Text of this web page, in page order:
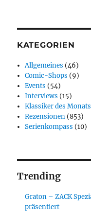
KATEGORIEN
Allgemeines (46)
Comic-Shops (9)
Events (54)
Interviews (15)
Klassiker des Monats
Rezensionen (853)
Serienkompass (10)
Trending
Graton – ZACK
präsentiert